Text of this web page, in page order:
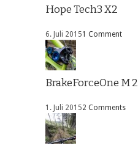
Hope Tech3 X2
6. Juli 20151 Comment
BrakeForceOne M
1. Juli 20152 Comments